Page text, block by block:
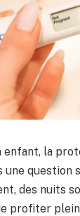
enfant, la
une question
des nuits
profiter